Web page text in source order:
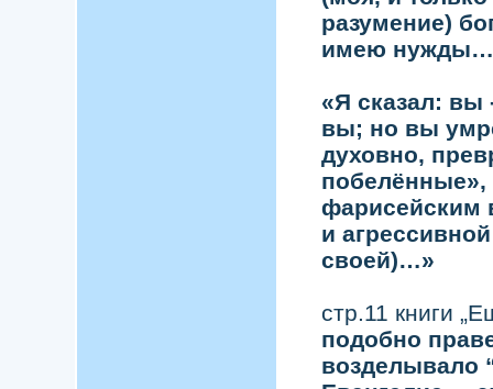
разумение)
имею
«Я сказал:
вы; но вы
духовно,
фарисейским
и
своей)…»
стр.11 книги
подобно
возделывало